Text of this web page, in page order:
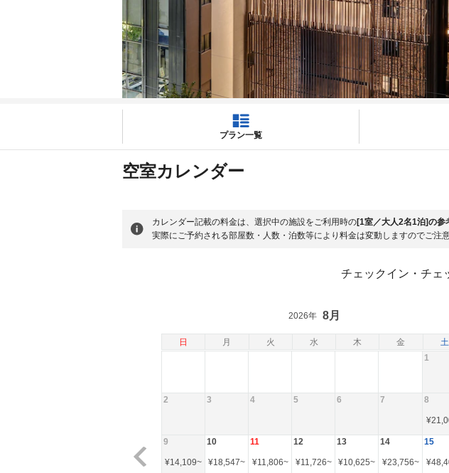
プラン一覧
空室カレンダー
カレンダー記載の料金は、選択中の施設をご利用時の[1室／大人2名1泊]の参
実際にご予約される部屋数・人数・泊数等により料金は変動しますのでご注意
チェックイン・チェ
日 月 火 水 木 金 土
2026年 8月
1
2 3 4 5 6 7 8
¥
9
¥14,109~
10
¥18,547~
11
¥11,806~
12
¥11,726~
13
¥10,625~
14
¥23,756~
15
¥